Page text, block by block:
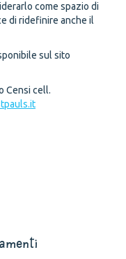
come spazio di
di ridefinire anche il
sul sito
Censi cell.